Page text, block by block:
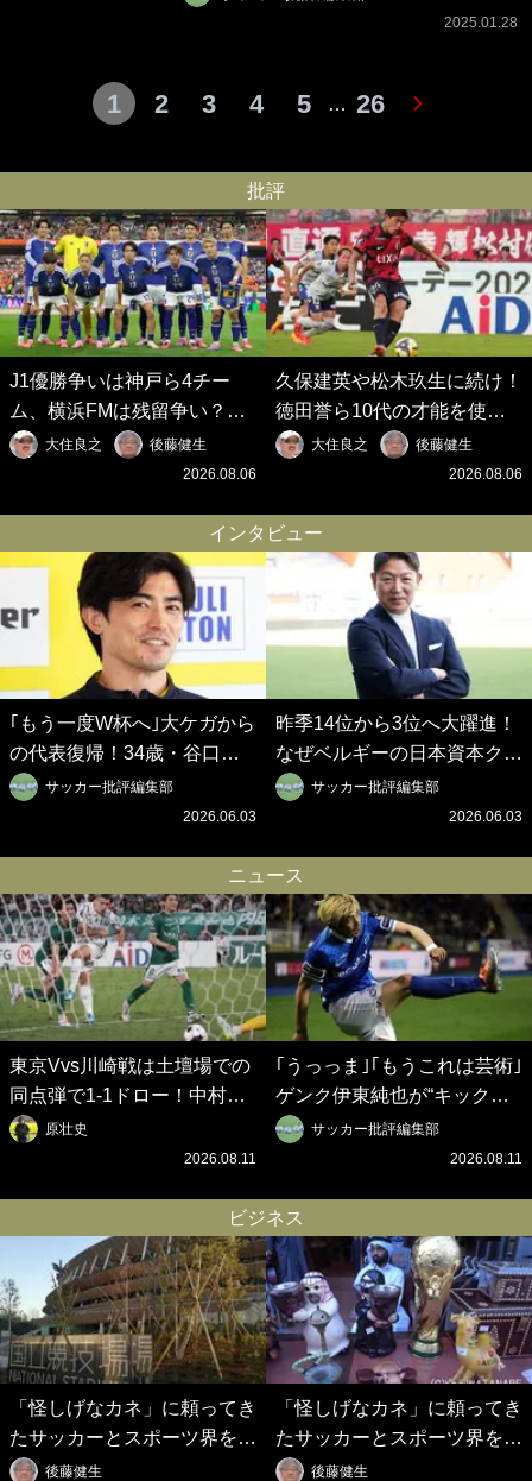
2025.01.28
1 2 3 4 5 … 26
批評
J1優勝争いは神戸ら4チー
ム、横浜FMは残留争い？大
混戦のJ2はRB大宮に注目！
歴代最強の日本代表をJリー
の秋春制｣の大激論】(6)
大住良之
後藤健生
2026.08.06
久保建英や松木玖生に続け！
徳田誉ら10代の才能を使い
切れないJクラブの課題と、
｢0円欧州移籍｣撲滅への処方
春制｣の大激論】(5)
大住良之
後藤健生
2026.08.06
インタビュー
｢もう一度W杯へ｣大ケガから
の代表復帰！34歳・谷口彰
悟の奇跡を支えた日本資本の
ベルギークラブ、次なる野望
ロイデン立石敬之CEOの世
界戦略】(2)
サッカー批評編集部
2026.06.03
昨季14位から3位へ大躍進！
なぜベルギーの日本資本クラ
ブは創設102年目に歴史的快
挙を成し遂げられたのか？
之CEOの世界戦略】(1)
サッカー批評編集部
2026.06.03
ニュース
東京Vvs川崎戦は土壇場での
同点弾で1-1ドロー！中村憲
剛HCがベンチ入り！溝口修
平とラザル・ロマニッチの歓
闘！【東京ヴェルディvs川崎
フロンターレ】激闘PHOTO
ギャラリー
原壮史
2026.08.11
｢うっっま｣｢もうこれは芸術｣
ゲンク伊東純也が“キックフ
ェイント＆ピンポイントクロ
ス”で開幕アシスト！｢切り返
バグってる｣
サッカー批評編集部
2026.08.11
ビジネス
「怪しげなカネ」に頼ってき
たサッカーとスポーツ界を待
つ未来(4)スポーツを「持続
後藤健生
「怪しげなカネ」に頼ってき
たサッカーとスポーツ界を待
つ未来(3)「ロシアン・マネ
後藤健生